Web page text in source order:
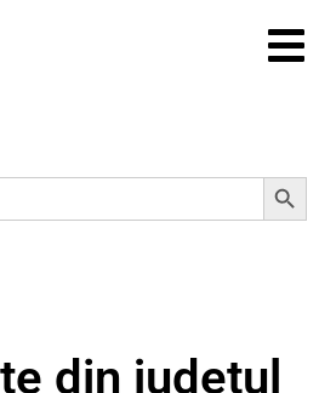
Search Button
din județul